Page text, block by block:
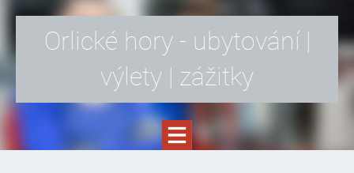
Orlické hory - ubytování |
výlety | zážitky